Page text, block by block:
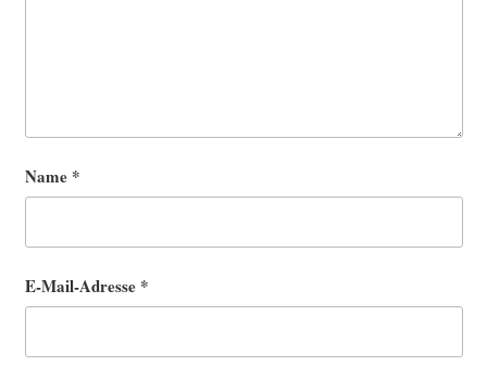
Name *
E-Mail-Adresse *